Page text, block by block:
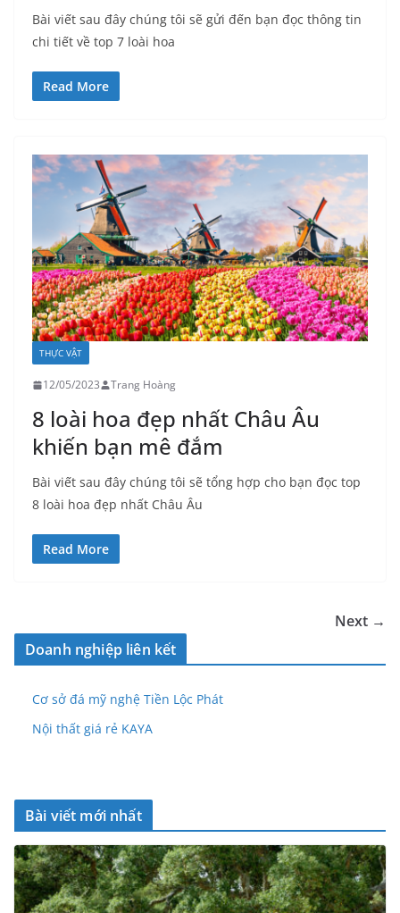
Bài viết sau đây chúng tôi sẽ gửi đến bạn đọc thông tin
chi tiết về top 7 loài hoa
Read More
THỰC VẬT
12/05/2023 Trang Hoàng
8 loài hoa đẹp nhất Châu Âu
khiến bạn mê đắm
Bài viết sau đây chúng tôi sẽ tổng hợp cho bạn đọc top
8 loài hoa đẹp nhất Châu Âu
Read More
Next →
Doanh nghiệp liên kết
Cơ sở đá mỹ nghệ Tiền Lộc Phát
Nội thất giá rẻ KAYA
Bài viết mới nhất